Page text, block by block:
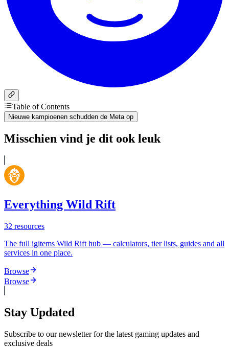
Table of Contents
Nieuwe kampioenen schudden de Meta op
Misschien vind je dit ook leuk
Everything Wild Rift
32 resources
The full igitems Wild Rift hub — calculators, tier lists, guides and all
services in one place.
Browse
Browse
Stay Updated
Subscribe to our newsletter for the latest gaming updates and
exclusive deals